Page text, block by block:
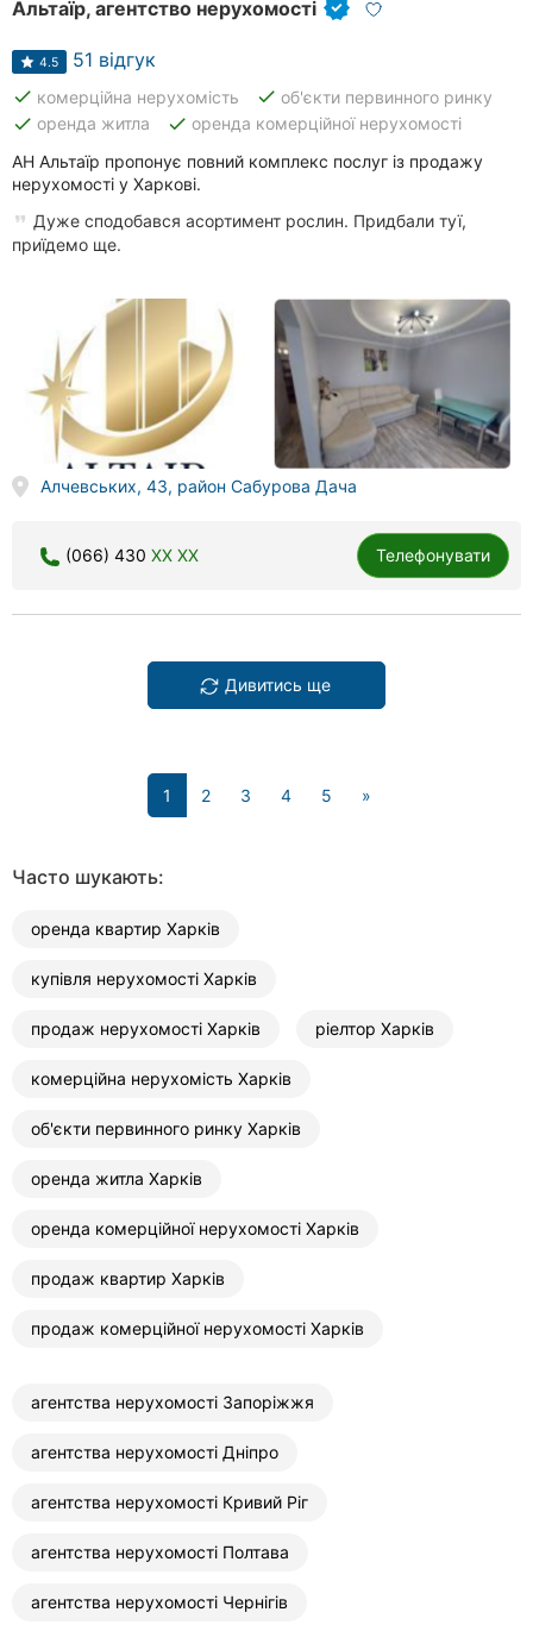
Альтаїр, агентство нерухомості
4.5 51 відгук
done комерційна нерухомість done об'єкти первинного ринку
done оренда житла done оренда комерційної нерухомості
АН Альтаїр пропонує повний комплекс послуг із продажу
нерухомості у Харкові.
Дуже сподобався асортимент рослин. Придбали туї,
приїдемо ще.
Алчевських, 43, район Сабурова Дача
(066) 430 XX XX Телефонувати
Дивитись ще
1 (current)
2 3 4 5 »
Часто шукають:
оренда квартир Харків
купівля нерухомості Харків
продаж нерухомості Харків ріелтор Харків
комерційна нерухомість Харків
об'єкти первинного ринку Харків
оренда житла Харків
оренда комерційної нерухомості Харків
продаж квартир Харків
продаж комерційної нерухомості Харків
агентства нерухомості Запоріжжя
агентства нерухомості Дніпро
агентства нерухомості Кривий Ріг
агентства нерухомості Полтава
агентства нерухомості Чернігів